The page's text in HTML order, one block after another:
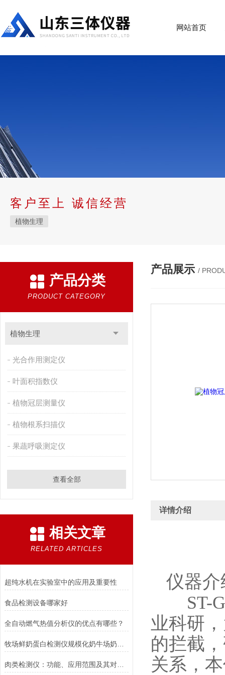
网站首页
客户至上 诚信经营
植物生理
产品分类
PRODUCT CATEGORY
植物生理
光合作用测定仪
叶面积指数仪
植物冠层测量仪
植物根系扫描仪
果蔬呼吸测定仪
查看全部
相关文章
RELATED ARTICLES
超纯水机在实验室中的应用及重要性
食品检测设备哪家好
全自动燃气热值分析仪的优点有哪些？
肉类检测仪：功能、应用范围及其对食品安全的影响
产品展示 /
详情介绍
仪器介
ST-
业科研
的拦截
关系，